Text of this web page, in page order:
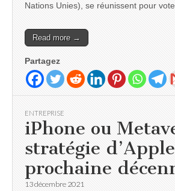
Nations Unies), se réunissent pour
Read more →
Partagez
ENTREPRISE
iPhone ou
stratégie
prochaine
13 décembre 2021